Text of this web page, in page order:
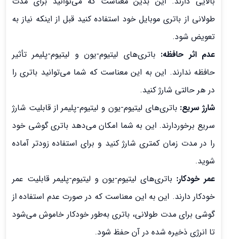
طولانی از باتری موبایل خود استفاده کنید قبل از اینکه نیاز به
تعویض شود.
عدم اثر حافظه: باتری‌های لیتیوم-یون و لیتیوم-پلیمر تأثیر
حافظه ندارند. این به این معناست که شما می‌توانید باتری را
در هر حالتی شارژ کنید.
شارژ سریع: باتری‌های لیتیوم-یون و لیتیوم-پلیمر از قابلیت شارژ
سریع برخوردارند. این به شما امکان می‌دهد باتری گوشی خود
را در مدت زمان کمتری شارژ کنید و برای استفاده زودتر آماده
شوید.
عمر خودکار: باتری‌های لیتیوم-یون و لیتیوم-پلیمر قابلیت عمر
خودکار دارند. این به این معناست که در صورت عدم استفاده از
گوشی برای مدت طولانی، باتری به‌طور خودکار خاموش می‌شود
تا انرژی ذخیره شده در آن حفظ شود.